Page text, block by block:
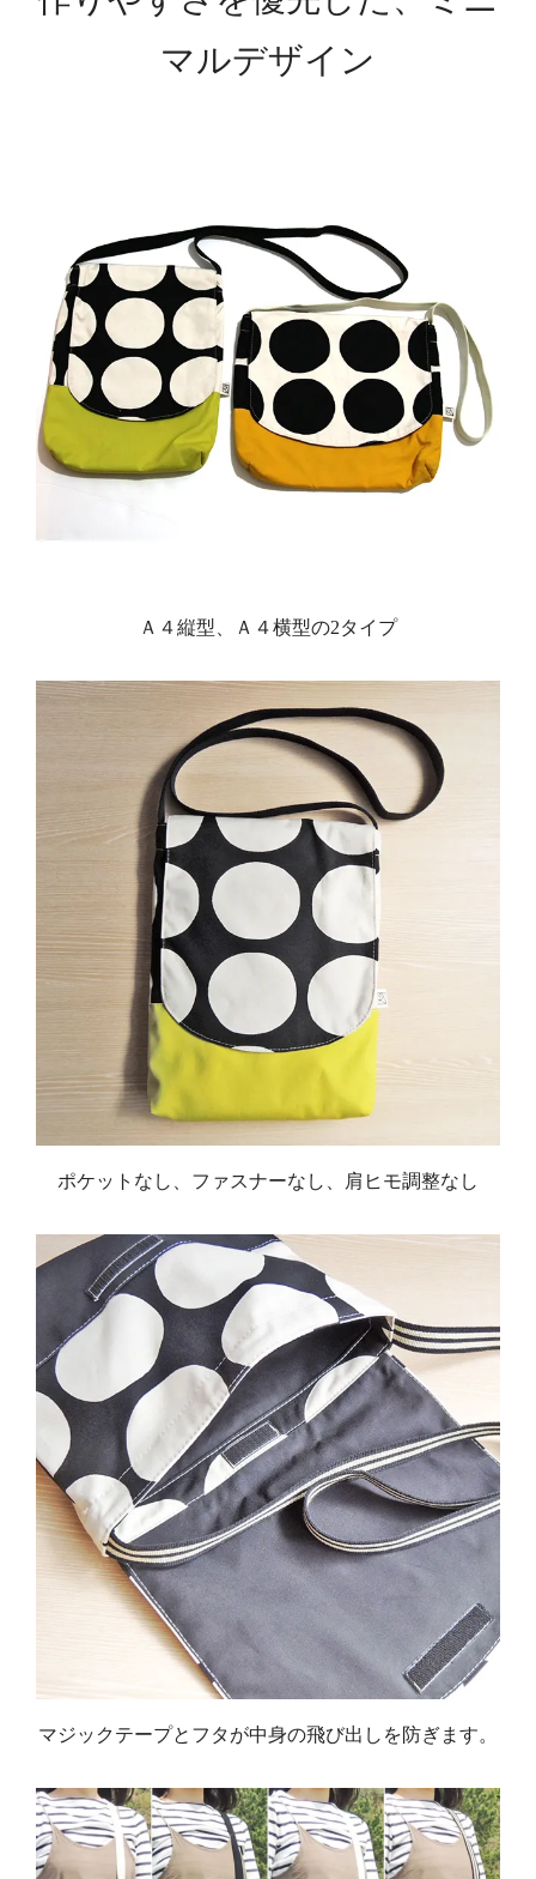
マルデザイン
Ａ４縦型、Ａ４横型の2タイプ
ポケットなし、ファスナーなし、肩ヒモ調整なし
マジックテープとフタが中身の飛び出しを防ぎます。